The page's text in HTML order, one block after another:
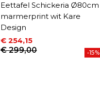
Eettafel Schickeria Ø80cm
marmerprint wit Kare
Design
Prijs
€ 254,15
Normale prijs
€ 299,00 -15%